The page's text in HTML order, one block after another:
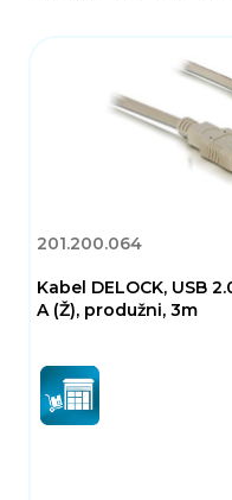
201.200.064
Kabel DELOCK, USB
A (Ž), produžni, 3m